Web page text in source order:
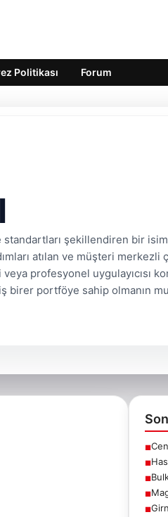
Politikası Forum
standartları şekillendiren bir
atılan ve müşteri merkezli
profesyonel uygulayıcısı
birer portföye sahip olmanın
■
■
■
■
■